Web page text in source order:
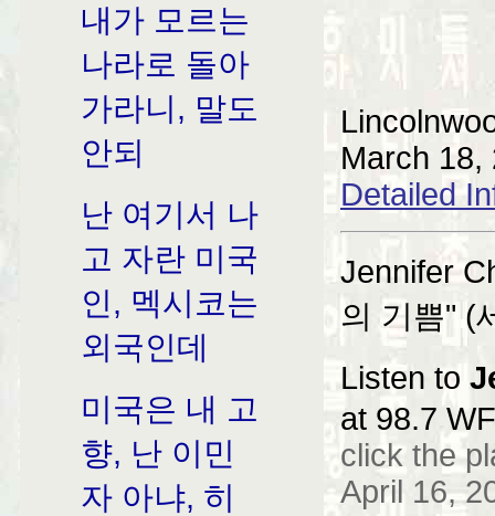
내가 모르는
나라로 돌아
가라니, 말도
안되
난 여기서 나
고 자란 미국
인, 멕시코는
외국인데
미국은 내 고
향, 난 이민
자 아냐, 히
March 18,
Detailed
Jennifer
의 기쁨" (
Listen to
at 98.7
click the
April 16,